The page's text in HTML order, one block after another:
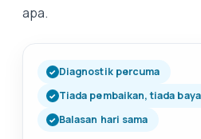
apa.
Diagnostik percuma
Tiada pembaikan, tiada
Balasan hari sama